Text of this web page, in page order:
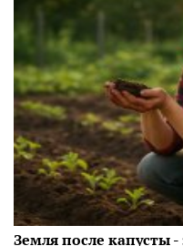
Земля после капусты